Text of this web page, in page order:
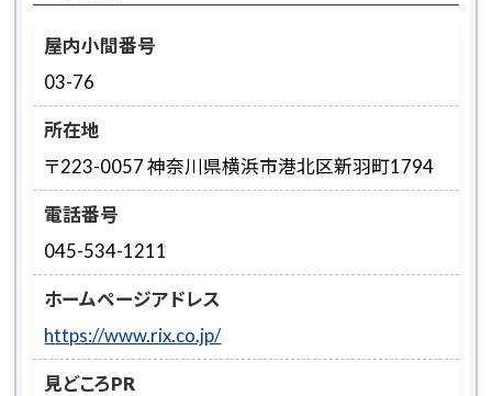
屋内小間番号
03-76
所在地
〒223-0057 神奈川県横浜市港北区新羽町1794
電話番号
045-534-1211
ホームページアドレス
https://www.rix.co.jp/
見どころPR